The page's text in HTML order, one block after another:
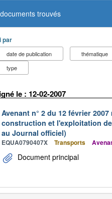
trouvés
par
date de publication thématique
type
le : 12-02-2007
Avenant n° 2 du 12 février
construction et l'exploitation
au Journal officiel)
EQUA0790407X Transports
Document principal